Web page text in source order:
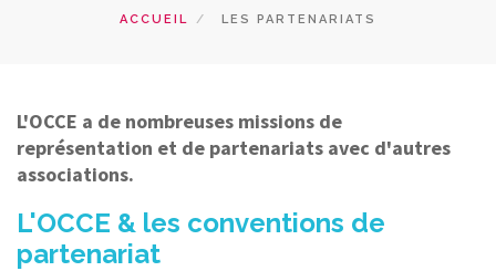
RECHERCHER
CONTACT
ACCUEIL LES PARTENARIATS
L'OCCE a de nombreuses missions de
représentation et de partenariats avec d'autres
associations.
L'OCCE & les conventions de
partenariat